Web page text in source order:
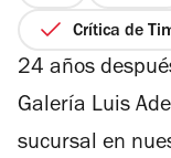
Crítica de
24 años
Galería Luis
sucursal en